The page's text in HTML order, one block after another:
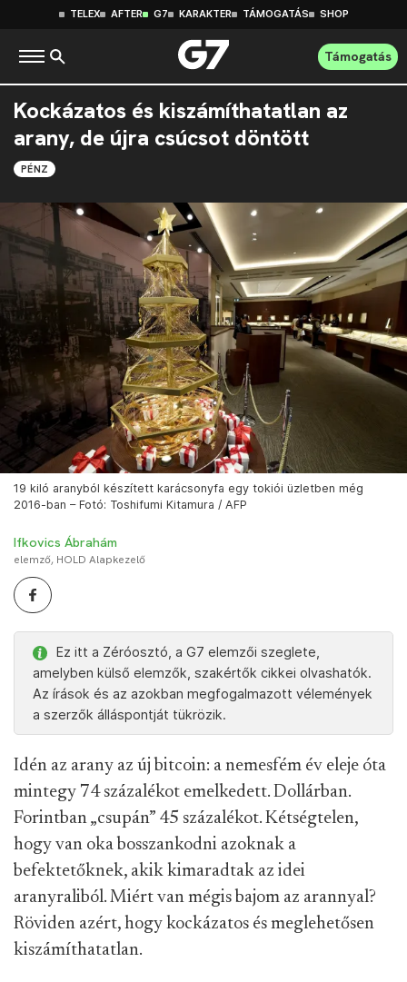
TELEX AFTER G7 KARAKTER TÁMOGATÁS SHOP
Támogatás
Kockázatos és kiszámíthatatlan az
arany, de újra csúcsot döntött
PÉNZ
19 kiló aranyból készített karácsonyfa egy tokiói üzletben még
2016-ban – Fotó: Toshifumi Kitamura / AFP
Ifkovics Ábrahám
elemző, HOLD Alapkezelő
Ez itt a Zéróosztó, a G7 elemzői szeglete,
amelyben külső elemzők, szakértők cikkei olvashatók.
Az írások és az azokban megfogalmazott vélemények
a szerzők álláspontját tükrözik.
Idén az arany az új bitcoin: a nemesfém év eleje óta
mintegy 74 százalékot emelkedett. Dollárban.
Forintban „csupán” 45 százalékot. Kétségtelen,
hogy van oka bosszankodni azoknak a
befektetőknek, akik kimaradtak az idei
aranyraliból. Miért van mégis bajom az arannyal?
Röviden azért, hogy kockázatos és meglehetősen
kiszámíthatatlan.